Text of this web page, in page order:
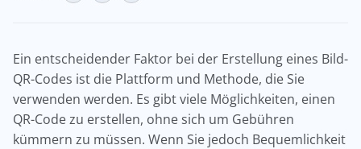
Ein entscheidender Faktor bei der Erstellung eines Bild-
QR-Codes ist die Plattform und Methode, die Sie
verwenden werden. Es gibt viele Möglichkeiten, einen
QR-Code zu erstellen, ohne sich um Gebühren
kümmern zu müssen. Wenn Sie jedoch Bequemlichkeit